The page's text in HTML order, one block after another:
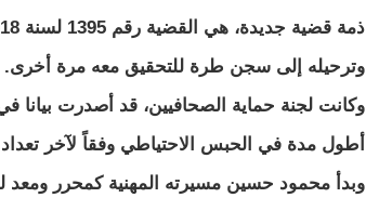
وترحيله إلى سجن طرة للتحقيق معه مرة أخرى. ‎
وكانت لجنة حماية الصحافيين، قد أصدرت
أطول مدة في الحبس الاحتياطي وفقاً لآخر تعداد
وبدأ محمود حسين مسيرته المهنية كمحرر ومعد